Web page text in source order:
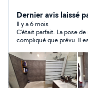
Dernier avis laissé
Il y a 6 mois
C’était parfait. La pose
compliqué que prévu. Il